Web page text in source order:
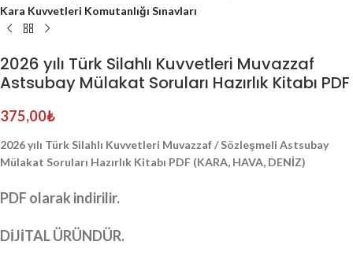
Kara Kuvvetleri Komutanlığı Sınavları
2026 yılı Türk Silahlı Kuvvetleri Muvazzaf
Astsubay Mülakat Soruları Hazırlık Kitabı PDF
375,00₺
2026 yılı Türk Silahlı Kuvvetleri Muvazzaf / Sözleşmeli Astsubay
Mülakat Soruları Hazırlık Kitabı PDF (KARA, HAVA, DENİZ)
PDF olarak indirilir.
DİJİTAL ÜRÜNDÜR.